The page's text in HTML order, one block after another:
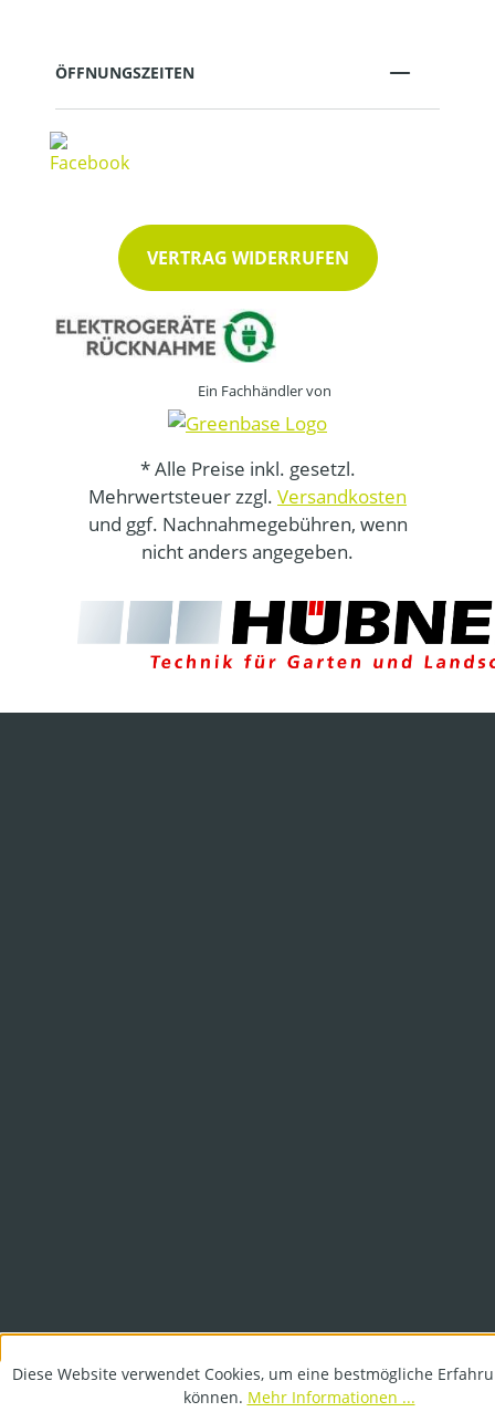
ÖFFNUNGSZEITEN
VERTRAG WIDERRUFEN
Ein Fachhändler von
* Alle Preise inkl. gesetzl.
Mehrwertsteuer zzgl. Versandkosten
und ggf. Nachnahmegebühren, wenn
nicht anders angegeben.
Diese Website verwendet Cookies, um eine bestmögliche
können. Mehr Informationen ...